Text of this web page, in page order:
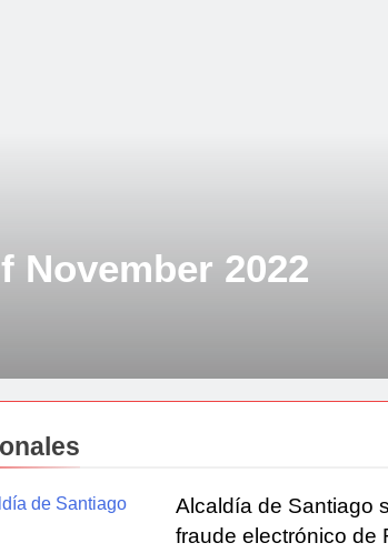
November 2022
Alcaldía de Santiago
fraude electrónico de